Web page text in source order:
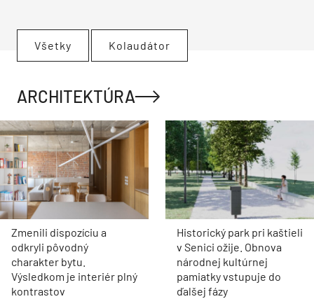
Všetky Kolaudátor
ARCHITEKTÚRA
Zmenili dispozíciu a
odkryli pôvodný
charakter bytu.
Výsledkom je interiér plný
kontrastov
Historický park pri kaštieli
v Senici ožije. Obnova
národnej kultúrnej
pamiatky vstupuje do
ďalšej fázy